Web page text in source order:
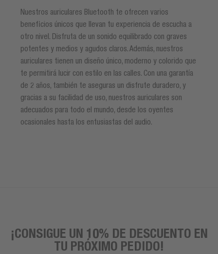
Nuestros auriculares Bluetooth te ofrecen varios
beneficios únicos que llevan tu experiencia de escucha a
otro nivel. Disfruta de un sonido equilibrado con graves
potentes y medios y agudos claros. Además, nuestros
auriculares tienen un diseño único, moderno y colorido que
te permitirá lucir con estilo en las calles. Con una garantía
de 2 años, también te aseguras un disfrute duradero, y
gracias a su facilidad de uso, nuestros auriculares son
adecuados para todo el mundo, desde los oyentes
ocasionales hasta los entusiastas del audio.
¡CONSIGUE UN 10% DE DESCUENTO EN
TU PRÓXIMO PEDIDO!